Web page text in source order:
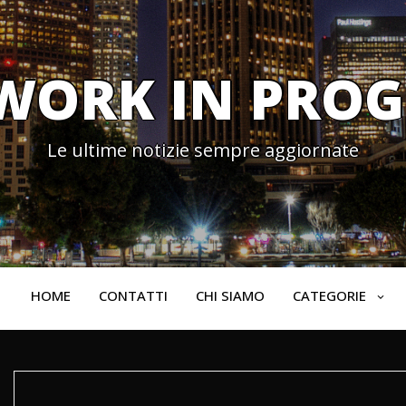
IN
Le ultime notizie sempre aggiornate
HOME CONTATTI CHI SIAMO CATEGORIE